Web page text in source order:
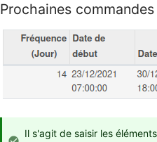
Prochaines
Il s'agit de saisir les